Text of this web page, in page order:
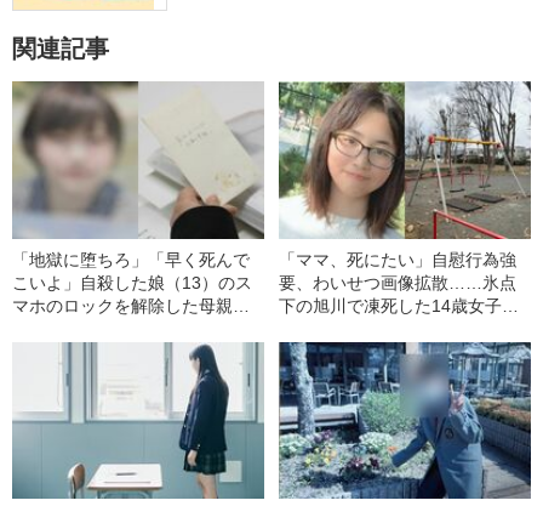
関連記事
「地獄に堕ちろ」「早く死んで
こいよ」自殺した娘（13）のス
マホのロックを解除した母親が
送った苛烈すぎるメッセージ”の
「ママ、死にたい」自慰行為強
要、わいせつ画像拡散……氷点
下の旭川で凍死した14歳女子中
円支払いで遺族と和解成立へ》